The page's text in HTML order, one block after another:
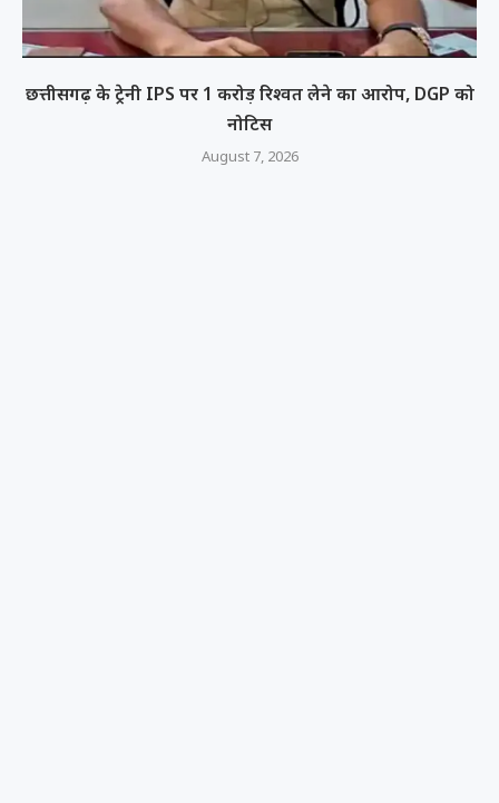
छत्तीसगढ़ के ट्रेनी IPS पर 1 करोड़ रिश्वत लेने का आरोप, DGP को
नोटिस
August 7, 2026